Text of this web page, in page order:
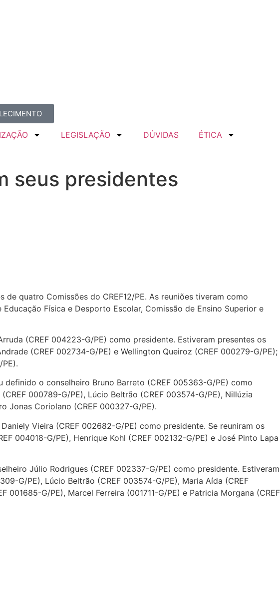
LEGISLAÇÃO DÚVIDAS ÉTICA
seus presidentes
quatro Comissões do CREF12/PE. As reuniões tiveram como
Física e Desporto Escolar, Comissão de Ensino Superior e
(CREF 004223-G/PE) como presidente. Estiveram presentes os
(CREF 002734-G/PE) e Wellington Queiroz (CREF 000279-G/PE);
o conselheiro Bruno Barreto (CREF 005363-G/PE) como
000789-G/PE), Lúcio Beltrão (CREF 003574-G/PE), Nillúzia
Jonas Coriolano (CREF 000327-G/PE).
Vieira (CREF 002682-G/PE) como presidente. Se reuniram os
004018-G/PE), Henrique Kohl (CREF 002132-G/PE) e José Pinto Lapa
Júlio Rodrigues (CREF 002337-G/PE) como presidente. Estiveram
G/PE), Lúcio Beltrão (CREF 003574-G/PE), Maria Aída (CREF
G/PE), Marcel Ferreira (001711-G/PE) e Patricia Morgana (CREF